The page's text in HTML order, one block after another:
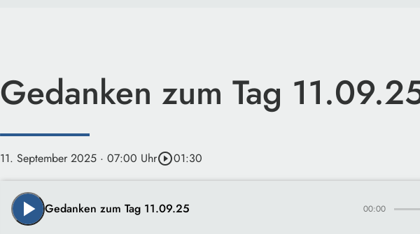
Gedanken zum Tag
11. September 2025 · 07:00 Uhrplay_circle_outline01:30
play_arrow Gedanken zum Tag 11.09.25 00:00